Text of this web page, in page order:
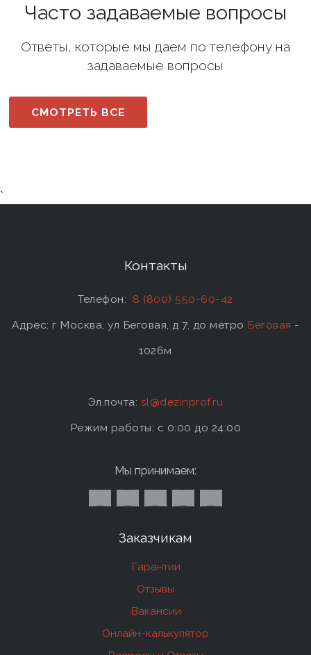
Часто задаваемые вопросы
Ответы, которые мы даем по телефону на
задаваемые вопросы
СМОТРЕТЬ ВСЕ
`
Контакты
Телефон: 8 (800) 550-60-42
Адрес: г Москва, ул Беговая, д 7, до метро Беговая -
1026м
Эл.почта: sl@dezinprof.ru
Режим работы: c 0:00 до 24:00
Мы принимаем:
Заказчикам
Гарантии
Отзывы
Вакансии
Онлайн-калькулятор